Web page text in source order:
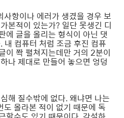
항이나 에러가 생겼을 경우 보
본적이 있는가? 일단 못생긴 디
에 글을 올리는 형식이 아닌 댓
컴퓨터 처럼 조금 후진 컴퓨
이 쫙 펼쳐지는데만 거의 2분이
나 제대로 만들어 놓으면 엉덩
해 질수밖에 없다. 왜냐면 나는
올라본 적이 없기 때문에 독